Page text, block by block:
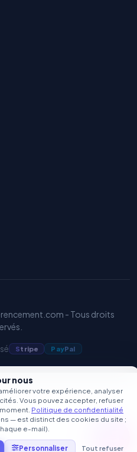
- Tous droits
Stripe PayPal
nous
votre expérience, analyser
Vous pouvez accepter, refuser
Politique de confidentialité
— est distinct des cookies du site ;
e-mail).
Personnaliser Tout refuser